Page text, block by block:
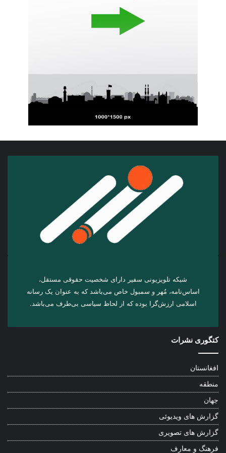
شبکه تلویزیونی سفیر دارای شخصیت حقوقی مستقل،
اساس‌نامه، مُهر و سمبول خاص می‌باشد که به عنوان یک رسانه
اسلامی ارزش‌گرا بوده که از لحاظ سیاسی بی‌طرف می‌باشد.
کتگوری نشرات
افغانستان
منطقه
جهان
گزارش های ویدیوئی
گزارش های تصویری
فرهنگ و معارف